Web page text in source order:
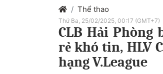
Thể thao
Thứ Ba, 25/02/2025, 00:17 (GMT+7)
CLB Hải Phòng
rẻ khó tin, HLV
hạng V.League